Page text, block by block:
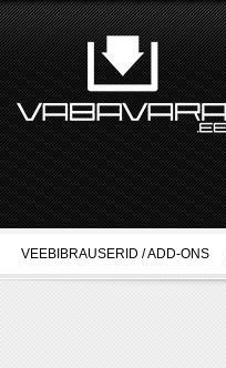
VEEBIBRAUSERID / ADD-ONS